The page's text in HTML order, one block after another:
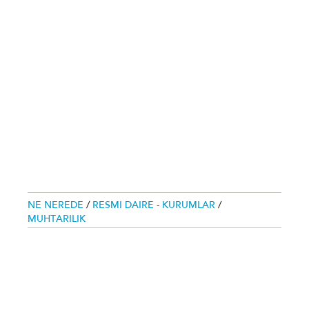
NE NEREDE / RESMI DAIRE - KURUMLAR /
MUHTARILIK